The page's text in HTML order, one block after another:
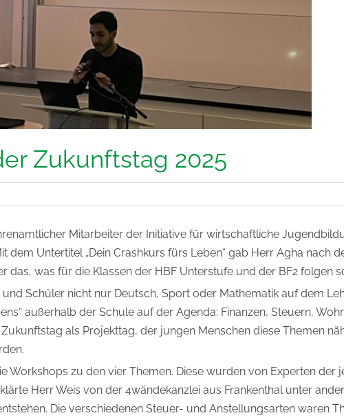
Zukunftstag 2025
Mitarbeiter der Initiative für wirtschaftliche
Untertitel „Dein Crashkurs fürs Leben“ gab Herr Agha nach
das, was für die Klassen der HBF Unterstufe und der BF2 folgen
Schüler nicht nur Deutsch, Sport oder Mathematik auf dem
außerhalb der Schule auf der Agenda: Finanzen, Steuern,
als Projekttag, der jungen Menschen diese Themen
Workshops zu den vier Themen. Diese wurden von Experten der
Herr Weis von der 4wändekanzlei aus Frankenthal unter
Die verschiedenen Steuer- und Anstellungsarten waren